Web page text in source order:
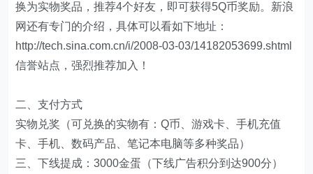
换为实物奖品，推荐4个好友，即可获得5Q币奖励。新浪
网还有专门的介绍，具体可以看如下地址：
http://tech.sina.com.cn/i/2008-03-03/14182053699.shtml
信誉站点，强烈推荐加入！
二、支付方式
实物兑奖（可兑换的实物有：Q币、游戏卡、手机充值
卡、手机、数码产品、笔记本电脑等多种奖品）
三、下线提成：3000金蛋（下线广告积分到达900分）